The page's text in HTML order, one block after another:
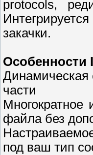
protocols,
закачки.
Особенности
Динамическая
части
Многократное
файла без
под ваш тип